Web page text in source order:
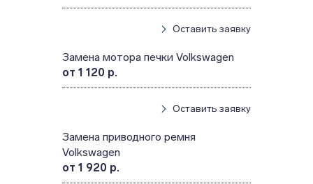
Оставить заявку
Замена мотора печки Volkswagen
от 1 120 р.
Оставить заявку
Замена приводного ремня
Volkswagen
от 1 920 р.